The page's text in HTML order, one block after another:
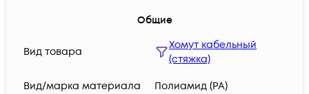
Общие
Вид товара
Хомут кабельный
(стяжка)
Вид/марка материала Полиамид (PA)